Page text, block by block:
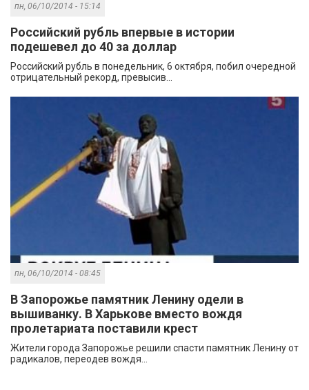
пн, 06/10/2014 - 15:14
Российский рубль впервые в истории
подешевел до 40 за доллар
Российский рубль в понедельник, 6 октября, побил очередной
отрицательный рекорд, превысив...
пн, 06/10/2014 - 08:45
В Запорожье памятник Ленину одели в
вышиванку. В Харькове вместо вождя
пролетариата поставили крест
Жители города Запорожье решили спасти памятник Ленину от
радикалов, переодев вождя...